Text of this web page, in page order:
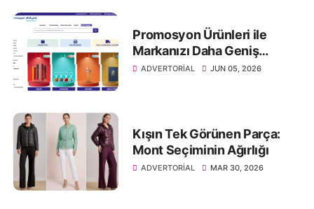
Promosyon Ürünleri ile
Markanızı Daha Geniş
Kitlelere Ulaştırın
ADVERTORIAL JUN 05, 2026
Kışın Tek Görünen Parça:
Mont Seçiminin Ağırlığı
ADVERTORIAL MAR 30, 2026